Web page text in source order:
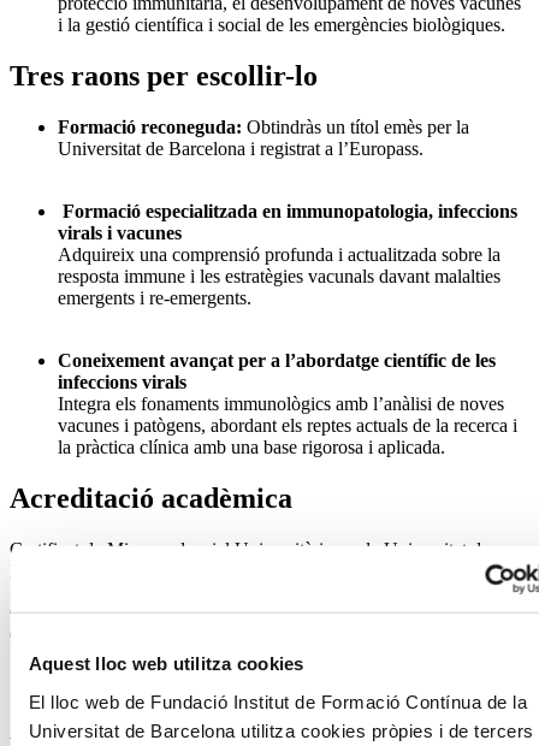
Aquest lloc web utilitza cookies
El lloc web de Fundació Institut de Formació Contínua de la
Universitat de Barcelona utilitza cookies pròpies i de tercers
i la gestió científica i social de les emergències biològiques.
Tres raons per escollir-lo
Formació reconeguda: Obtindràs un títol emès per la
Universitat de Barcelona i registrat a l’Europass.
Formació especialitzada en immunopatologia, infeccions
virals i vacunes
Adquireix una comprensió profunda i actualitzada sobre la
resposta immune i les estratègies vacunals davant malalties
emergents i re-emergents.
Coneixement avançat per a l’abordatge científic de les
infeccions virals
Integra els fonaments immunològics amb l’anàlisi de noves
vacunes i patògens, abordant els reptes actuals de la recerca i
la pràctica clínica amb una base rigorosa i aplicada.
Acreditació acadèmica
Certificat de Microcredencial Universitària per la Universitat de
Barcelona.
Curs propi dissenyat segons les directrius de l’Espai Europeu
d’Educació Superior i equivalent a 4 crèdits ECTS.